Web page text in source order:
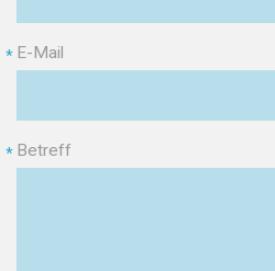
E-Mail
*
Betreff
*